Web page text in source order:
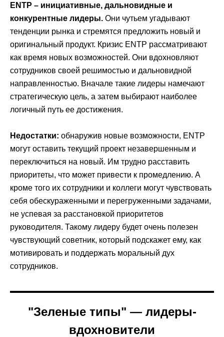
ENTP – инициативные, дальновидные и
конкурентные лидеры. Они чутьем угадывают
тенденции рынка и стремятся предложить новый и
оригинальный продукт. Кризис ENTP рассматривают
как время новых возможностей. Они вдохновляют
сотрудников своей решимостью и дальновидной
направленностью. Вначале такие лидеры намечают
стратегическую цель, а затем выбирают наиболее
логичный путь ее достижения.
Недостатки: обнаружив новые возможности, ENTP
могут оставить текущий проект незавершенным и
переключиться на новый. Им трудно расставить
приоритеты, что может привести к промедлению. А
кроме того их сотрудники и коллеги могут чувствовать
себя обескураженными и перегруженными задачами,
не успевая за расстановкой приоритетов
руководителя. Такому лидеру будет очень полезен
чувствующий советник, который подскажет ему, как
мотивировать и поддержать моральный дух
сотрудников.
"Зеленые типы" — лидеры-
вдохновители